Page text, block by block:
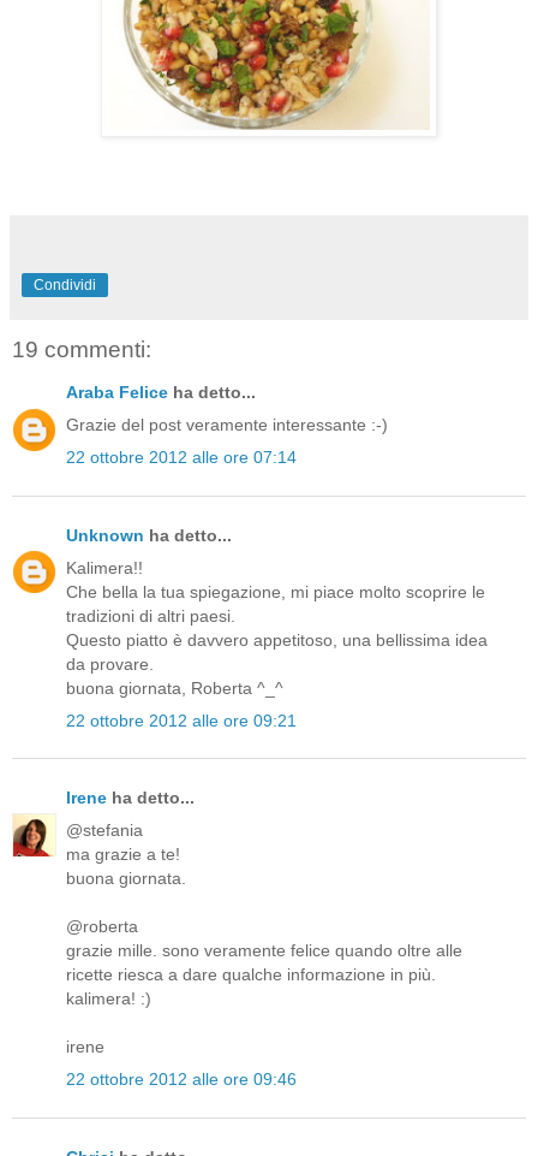
Condividi
19 commenti:
Araba Felice ha detto...
Grazie del post veramente interessante :-)
22 ottobre 2012 alle ore 07:14
Unknown ha detto...
Kalimera!!
Che bella la tua spiegazione, mi piace molto scoprire le
tradizioni di altri paesi.
Questo piatto è davvero appetitoso, una bellissima idea
da provare.
buona giornata, Roberta ^_^
22 ottobre 2012 alle ore 09:21
Irene ha detto...
@stefania
ma grazie a te!
buona giornata.
@roberta
grazie mille. sono veramente felice quando oltre alle
ricette riesca a dare qualche informazione in più.
kalimera! :)
irene
22 ottobre 2012 alle ore 09:46